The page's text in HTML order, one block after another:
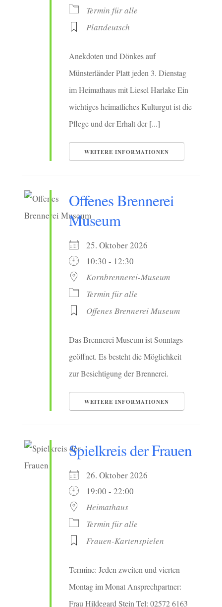
Termin für alle
Plattdeutsch
Anekdoten und Dönkes auf
Münsterländer Platt jeden 3. Dienstag
im Heimathaus mit Liesel Harlake Ein
wichtiges heimatliches Kulturgut ist die
Pflege und der Erhalt der [...]
WEITERE INFORMATIONEN
Offenes Brennerei
Museum
25. Oktober 2026
10:30 - 12:30
Kornbrennerei-Museum
Termin für alle
Offenes Brennerei Museum
Das Brennerei Museum ist Sonntags
geöffnet. Es besteht die Möglichkeit
zur Besichtigung der Brennerei.
WEITERE INFORMATIONEN
Spielkreis der Frauen
26. Oktober 2026
19:00 - 22:00
Heimathaus
Termin für alle
Frauen-Kartenspielen
Termine: Jeden zweiten und vierten
Montag im Monat Ansprechpartner:
Frau Hildegard Stein Tel: 02572 6163